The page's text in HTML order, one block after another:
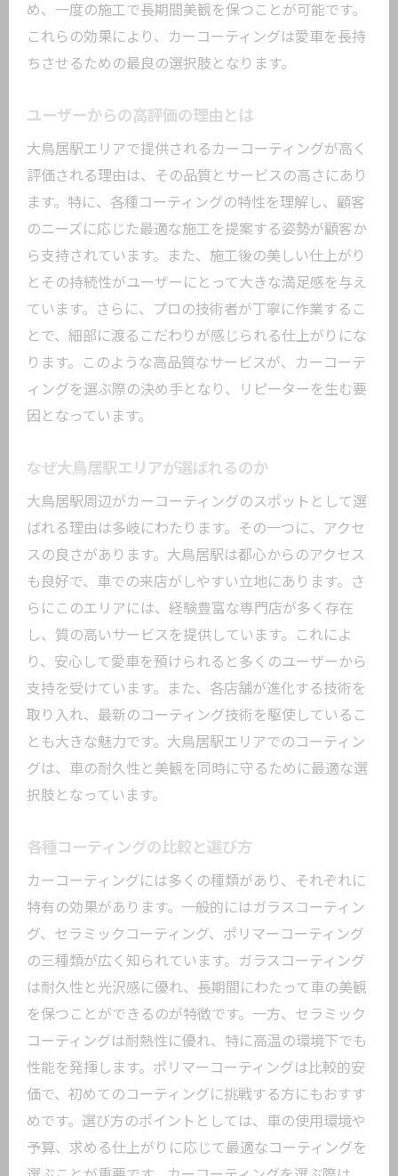
長期間の保護の理由
効果を最大化するためのメンテナンス
持続性に優れたコーティングの特長
定期的な施工のメリット
大鳥居駅周辺で最適なカーコーティング業者
の見つけ方
地域で評判の業者リスト
業者選びのチェックポイント
コストパフォーマンスの高い業者
施工スキルが高いとされる業者
サービスの質を測る方法
安心して任せられる業者の見極め方
の秘密
コーティングによる汚れ防止効果
紫外線からの保護とその重要性
洗車が楽になる理由
日常のメンテナンスを楽にするテクニッ
ク
口コミで評判の大鳥居駅周辺カーコーティン
グ店の特徴
高評価を得ている理由
施工の質に対する評価
ユーザーからのフィードバックの特徴
丁寧な接客とアフターサービス
初心者にもわかるカーコーティングの基礎知
識と選び方
初めての人におすすめのコーティング
基本的なコーティングの種類と効果
選ぶ際の注意点とポイント
初めてでも安心のガイド
専門用語を解説
愛車に最上級の保護を大鳥居駅のカーコーテ
め、一度の施工で長期間美観を保つことが可能です。
これらの効果により、カーコーティングは愛車を長持
ちさせるための最良の選択肢となります。
ユーザーからの高評価の理由とは
大鳥居駅エリアで提供されるカーコーティングが高く
評価される理由は、その品質とサービスの高さにあり
ます。特に、各種コーティングの特性を理解し、顧客
のニーズに応じた最適な施工を提案する姿勢が顧客か
ら支持されています。また、施工後の美しい仕上がり
とその持続性がユーザーにとって大きな満足感を与え
ています。さらに、プロの技術者が丁寧に作業するこ
とで、細部に渡るこだわりが感じられる仕上がりにな
ります。このような高品質なサービスが、カーコーテ
ィングを選ぶ際の決め手となり、リピーターを生む要
因となっています。
なぜ大鳥居駅エリアが選ばれるのか
大鳥居駅周辺がカーコーティングのスポットとして選
ばれる理由は多岐にわたります。その一つに、アクセ
スの良さがあります。大鳥居駅は都心からのアクセス
も良好で、車での来店がしやすい立地にあります。さ
らにこのエリアには、経験豊富な専門店が多く存在
し、質の高いサービスを提供しています。これによ
り、安心して愛車を預けられると多くのユーザーから
支持を受けています。また、各店舗が進化する技術を
取り入れ、最新のコーティング技術を駆使しているこ
とも大きな魅力です。大鳥居駅エリアでのコーティン
グは、車の耐久性と美観を同時に守るために最適な選
択肢となっています。
各種コーティングの比較と選び方
カーコーティングには多くの種類があり、それぞれに
特有の効果があります。一般的にはガラスコーティン
グ、セラミックコーティング、ポリマーコーティング
の三種類が広く知られています。ガラスコーティング
は耐久性と光沢感に優れ、長期間にわたって車の美観
を保つことができるのが特徴です。一方、セラミック
コーティングは耐熱性に優れ、特に高温の環境下でも
性能を発揮します。ポリマーコーティングは比較的安
価で、初めてのコーティングに挑戦する方にもおすす
めです。選び方のポイントとしては、車の使用環境や
予算、求める仕上がりに応じて最適なコーティングを